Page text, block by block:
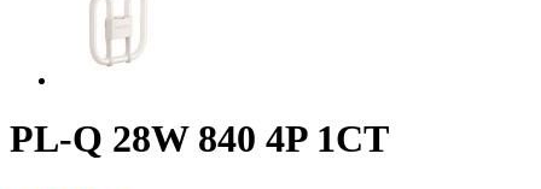
PL-Q 28W 840 4P 1CT